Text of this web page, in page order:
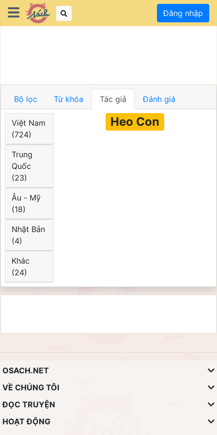
Đăng nhập
Bộ lọc Từ khóa Tác giả Đánh giá
Việt Nam
(724)
Trung
Quốc
(23)
Âu - Mỹ
(18)
Nhật Bản
(4)
Khác
(24)
Heo Con
OSACH.NET
VỀ CHÚNG TÔI
ĐỌC TRUYỆN
HOẠT ĐỘNG